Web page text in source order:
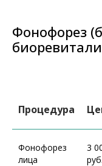
Фонофорез
Процедура
Фонофорез
лица
3
руб.